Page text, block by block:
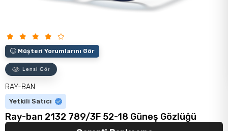
Müşteri Yorumlarını Gör
Lensi Gör
RAY-BAN
Yetkili Satıcı
Ray-ban 2132 789/3F 52-18 Güneş Gözlüğü